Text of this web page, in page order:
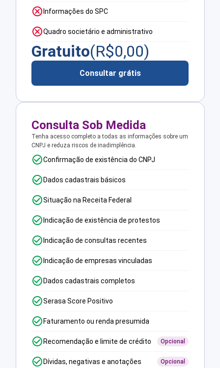
Informações do SPC
Quadro societário e administrativo
Gratuito(R$0,00)
Consultar grátis
Consulta Sob Medida
Tenha acesso completo a todas as informações sobre um
CNPJ e reduza riscos de inadimplência.
Confirmação de existência do CNPJ
Dados cadastrais básicos
Situação na Receita Federal
Indicação de existência de protestos
Indicação de consultas recentes
Indicação de empresas vinculadas
Dados cadastrais completos
Serasa Score Positivo
Faturamento ou renda presumida
Recomendação e limite de crédito Opcional
Dívidas, negativas e anotações Opcional